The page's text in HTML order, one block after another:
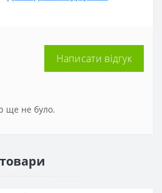
Написати відгук
ще не було.